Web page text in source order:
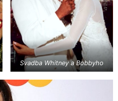
Svadba Whitney a Bobbyho